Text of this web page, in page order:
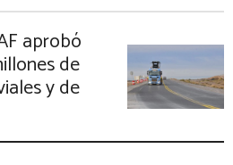
aprobó
de
y de